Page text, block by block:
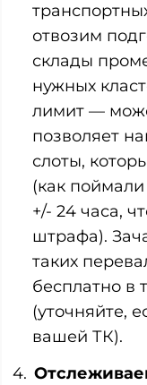
отвозим
склады
нужных
лимит —
позволяет
слоты,
(как поймали
+/- 24 часа,
штрафа).
таких
бесплатно в
(уточняйте,
вашей ТК).